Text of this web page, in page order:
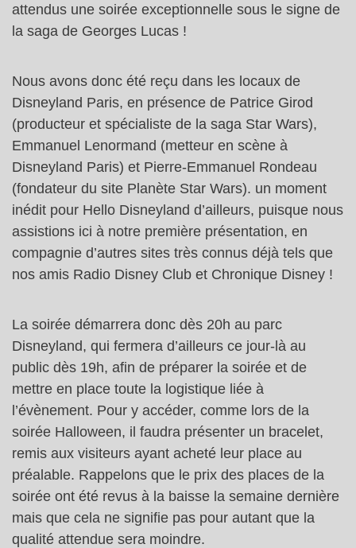
attendus une soirée exceptionnelle sous le signe de
la saga de Georges Lucas !
Nous avons donc été reçu dans les locaux de
Disneyland Paris, en présence de Patrice Girod
(producteur et spécialiste de la saga Star Wars),
Emmanuel Lenormand (metteur en scène à
Disneyland Paris) et Pierre-Emmanuel Rondeau
(fondateur du site Planète Star Wars). un moment
inédit pour Hello Disneyland d’ailleurs, puisque nous
assistions ici à notre première présentation, en
compagnie d’autres sites très connus déjà tels que
nos amis Radio Disney Club et Chronique Disney !
La soirée démarrera donc dès 20h au parc
Disneyland, qui fermera d’ailleurs ce jour-là au
public dès 19h, afin de préparer la soirée et de
mettre en place toute la logistique liée à
l’évènement. Pour y accéder, comme lors de la
soirée Halloween, il faudra présenter un bracelet,
remis aux visiteurs ayant acheté leur place au
préalable. Rappelons que le prix des places de la
soirée ont été revus à la baisse la semaine dernière
mais que cela ne signifie pas pour autant que la
qualité attendue sera moindre.